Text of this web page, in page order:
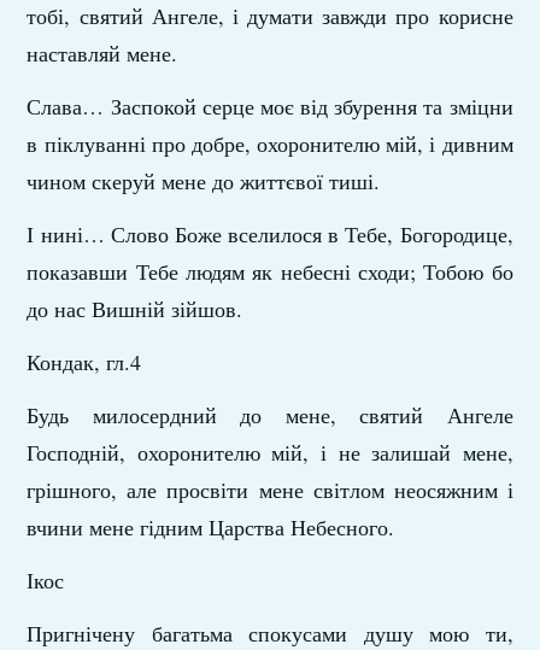
тобі, святий Ангеле, і думати завжди про корисне
наставляй мене.
Слава… Заспокой серце моє від збурення та зміцни
в піклуванні про добре, охоронителю мій, і дивним
чином скеруй мене до життєвої тиші.
І нині… Слово Боже вселилося в Тебе, Богородице,
показавши Тебе людям як небесні сходи; Тобою бо
до нас Вишній зійшов.
Кондак, гл.4
Будь милосердний до мене, святий Ангеле
Господній, охоронителю мій, і не залишай мене,
грішного, але просвіти мене світлом неосяжним і
вчини мене гідним Царства Небесного.
Ікос
Пригнічену багатьма спокусами душу мою ти,